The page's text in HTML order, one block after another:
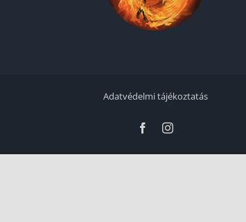
Adatvédelmi tájékoztatás
FacebookInstagram